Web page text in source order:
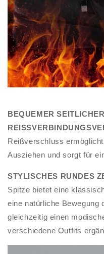
BEQUEMER SEITLICHER
Reißverschluss
Ausziehen und sorgt für
STYLISCHES RUNDES
Spitze bietet eine
eine natürliche Bewegung
gleichzeitig einen
verschiedene Outfits